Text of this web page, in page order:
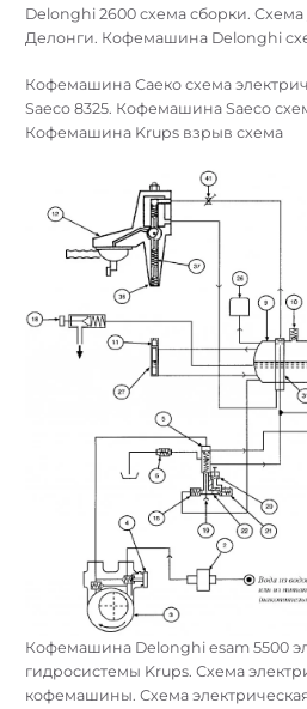
Delonghi 2600 схема сборки.
Делонги. Кофемашина Delonghi
Кофемашина Саеко схема
Saeco 8325. Кофемашина Saeco
Кофемашина Krups взрыв схема
Кофемашина Delonghi esam 5500
гидросистемы Krups. Схема
кофемашины. Схема